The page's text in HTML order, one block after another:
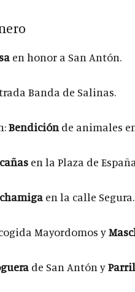
en honor a San Antón.
Banda de Salinas.
Bendición de animales
en la Plaza de
en la calle Segura.
Mayordomos y
de San Antón y